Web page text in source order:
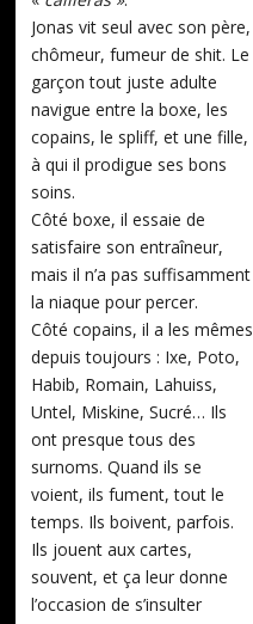
Jonas vit seul avec son père,
chômeur, fumeur de shit. Le
garçon tout juste adulte
navigue entre la boxe, les
copains, le spliff, et une fille,
à qui il prodigue ses bons
soins.
Côté boxe, il essaie de
satisfaire son entraîneur,
mais il n’a pas suffisamment
la niaque pour percer.
Côté copains, il a les mêmes
depuis toujours : Ixe, Poto,
Habib, Romain, Lahuiss,
Untel, Miskine, Sucré… Ils
ont presque tous des
surnoms. Quand ils se
voient, ils fument, tout le
temps. Ils boivent, parfois.
Ils jouent aux cartes,
souvent, et ça leur donne
l’occasion de s’insulter